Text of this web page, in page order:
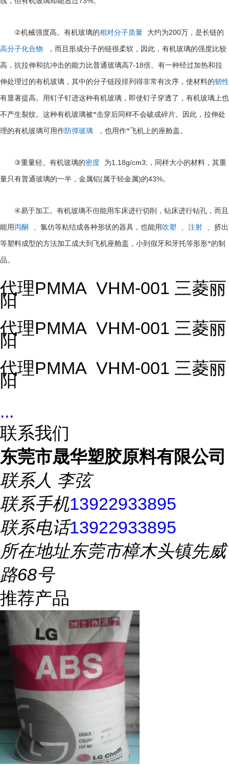
②机械强度高。有机玻璃的相对分子质量 大约为200万，是长链的
高分子化合物 ，而且形成分子的链很柔软，因此，有机玻璃的强度比较
高，抗拉伸和抗冲击的能力比普通玻璃高7-18倍。有一种经过加热和拉
伸处理过的有机玻璃，其中的分子链段排列得非常有次序，使材料的韧性
有显著提高。用钉子钉进这种有机玻璃，即使钉子穿透了，有机玻璃上也
不产生裂纹。这种有机玻璃被*击穿后同样不会破成碎片。因此，拉伸处
理的有机玻璃可用作防弹玻璃 ，也用作*飞机上的座舱盖。
③重量轻。有机玻璃的密度 为1.18g/cm3; ，同样大小的材料，其重
量只有普通玻璃的一半，金属铝(属于轻金属)的43%。
④易于加工。有机玻璃不但能用车床进行切削，钻床进行钻孔，而且
能用丙酮 、氯仿等粘结成各种形状的器具，也能用 吹塑 、 注射 、挤出
等塑料成型的方法加工成大到飞机座舱盖，小到假牙和牙托等形形*的制
品。
代理PMMA VHM-001 三菱丽
阳
代理PMMA VHM-001 三菱丽
阳
代理PMMA VHM-001 三菱丽
阳
...
联系我们
东莞市晟华塑胶原料有限公司
联系人 李弦
联系手机13922933895
联系电话13922933895
所在地址东莞市樟木头镇先威
路68号
推荐产品